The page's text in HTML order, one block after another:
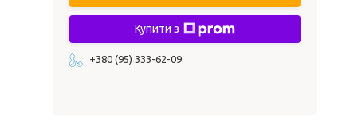
Купити з
+380 (95) 333-62-09